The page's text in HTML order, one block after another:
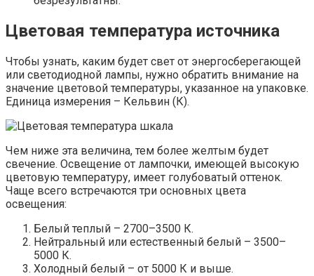
Цветовая температура источника
Чтобы узнать, каким будет свет от энергосберегающей
или светодиодной лампы, нужно обратить внимание на
значение цветовой температуры, указанное на упаковке.
Единица измерения – Кельвин (К).
Чем ниже эта величина, тем более желтым будет
свечение. Освещение от лампочки, имеющей высокую
цветовую температуру, имеет голубоватый оттенок.
Чаще всего встречаются три основных цвета
освещения:
Белый теплый – 2700–3500 К.
Нейтральный или естественный белый – 3500–
5000 К.
Холодный белый – от 5000 К и выше.